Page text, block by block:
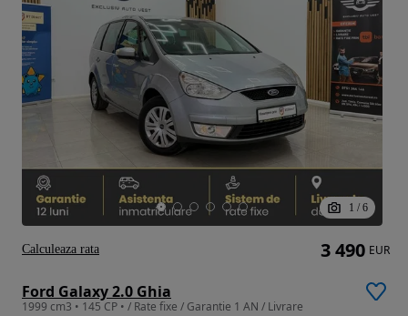
1 / 6
Ford Galaxy 2.0 Ghia
1999 cm3 • 145 CP • / Rate fixe / Garantie 1 AN / Livrare
3 490 EUR
Calculeaza rata